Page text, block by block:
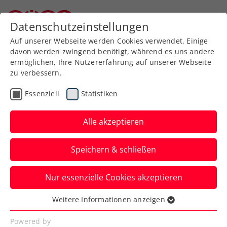
Zurück zur Newsübersicht
WTA
Swarovski-
Siegerinnentrophäe
erstrahlt beim Upper
Austria Ladies Linz
40 Zentimeter hoch, 3,5 Kilogramm
schwer und feine Kristalle: Das ist der
Pokal für das WTA-Turnier 2026.
Datenschutzeinstellungen
Auf unserer Webseite werden Cookies verwendet. Einige
davon werden zwingend benötigt, während es uns andere
ermöglichen, Ihre Nutzererfahrung auf unserer Webseite
zu verbessern.
Essenziell Statistiken
Alle akzeptieren
Speichern & schließen
Nur essenzielle Cookies akzeptieren
Essenziell
Essenzielle Cookies werden für grundlegende
Weitere Informationen anzeigen
Powered by